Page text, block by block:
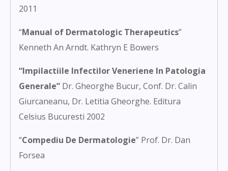
2011
“Manual of Dermatologic Therapeutics”
Kenneth An Arndt. Kathryn E Bowers
“Impilactiile Infectilor Veneriene In Patologia
Generale” Dr. Gheorghe Bucur, Conf. Dr. Calin
Giurcaneanu, Dr. Letitia Gheorghe. Editura
Celsius Bucuresti 2002
“Compediu De Dermatologie” Prof. Dr. Dan
Forsea